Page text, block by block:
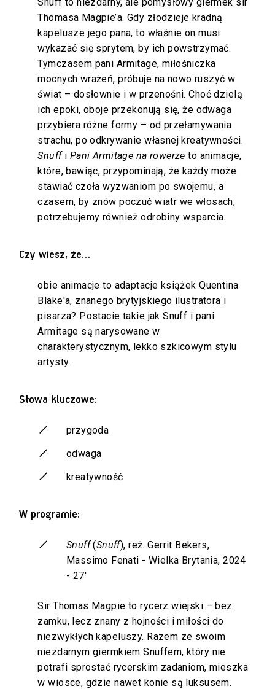
Thomasa Magpie’a. Gdy złodzieje kradną
kapelusze jego pana, to właśnie on musi
wykazać się sprytem, by ich powstrzymać.
Tymczasem pani Armitage, miłośniczka
mocnych wrażeń, próbuje na nowo ruszyć w
świat – dosłownie i w przenośni. Choć dzielą
ich epoki, oboje przekonują się, że odwaga
przybiera różne formy – od przełamywania
strachu, po odkrywanie własnej kreatywności.
Snuffi Pani Armitage na rowerze to animacje,
które, bawiąc, przypominają, że każdy może
stawiać czoła wyzwaniom po swojemu, a
czasem, by znów poczuć wiatr we włosach,
potrzebujemy również odrobiny wsparcia.
Czy wiesz, że…
obie animacje to adaptacje książek Quentina
Blake'a, znanego brytyjskiego ilustratora i
pisarza? Postacie takie jak Snuff i pani
Armitage są narysowane w
charakterystycznym, lekko szkicowym stylu
artysty.
Słowa kluczowe:
przygoda
odwaga
kreatywność
W programie:
Snuff(Snuff), reż. Gerrit Bekers,
Massimo Fenati - Wielka Brytania, 2024
- 27'
Sir Thomas Magpie to rycerz wiejski – bez
zamku, lecz znany z hojności i miłości do
niezwykłych kapeluszy. Razem ze swoim
niezdarnym giermkiem Snuffem, który nie
potrafi sprostać rycerskim zadaniom, mieszka
w wiosce, gdzie nawet konie są luksusem.